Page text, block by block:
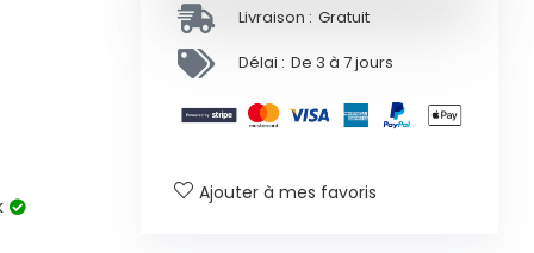
Livraison : Gratuit
Délai : De 3 à 7 jours
Ajouter à mes favoris